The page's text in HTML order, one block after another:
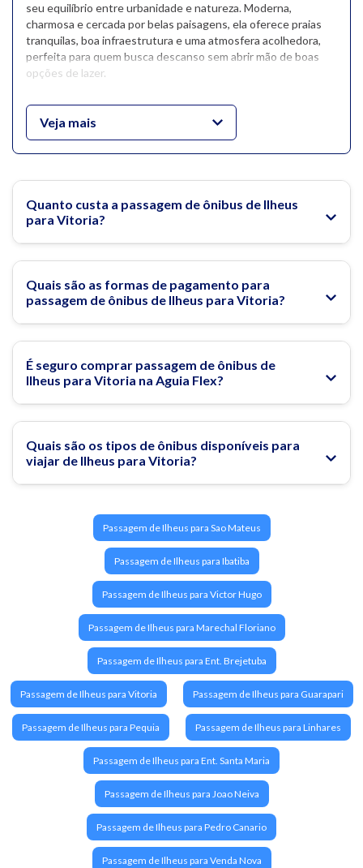
seu equilíbrio entre urbanidade e natureza. Moderna,
charmosa e cercada por belas paisagens, ela oferece praias
tranquilas, boa infraestrutura e uma atmosfera acolhedora,
perfeita para quem busca descanso sem abrir mão de boas
opções de lazer.
Entre as principais atrações estão a Praia de Camburi, ponto
de encontro para quem gosta de caminhar ou pedalar à beira-
mar, e a Ilha do Boi, famosa por suas águas calmas e
transparentes. O centro histórico também merece destaque,
antigos do país.
panorâmica de tirar o fôlego.
O que fazer em Vitória?
Passagem de ônibus para Vitória
Melhores Hotéis em Vitória
Veja mais
Quanto custa a passagem de ônibus de Ilheus
para Vitoria?
Quais são as formas de pagamento para
passagem de ônibus de Ilheus para Vitoria?
É seguro comprar passagem de ônibus de
Ilheus para Vitoria na Aguia Flex?
Quais são os tipos de ônibus disponíveis para
viajar de Ilheus para Vitoria?
Passagem de Ilheus para Sao Mateus
Passagem de Ilheus para Ibatiba
Passagem de Ilheus para Victor Hugo
Passagem de Ilheus para Marechal Floriano
Passagem de Ilheus para Ent. Brejetuba
Passagem de Ilheus para Vitoria Passagem de Ilheus para Guarapari
Passagem de Ilheus para Pequia Passagem de Ilheus para Linhares
Passagem de Ilheus para Ent. Santa Maria
Passagem de Ilheus para Joao Neiva
Passagem de Ilheus para Pedro Canario
Passagem de Ilheus para Venda Nova